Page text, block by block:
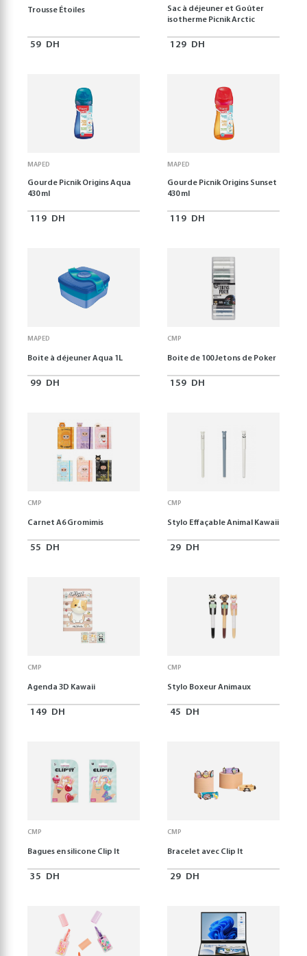
Trousse Étoiles
59 DH
Sac à déjeuner et Goûter
isotherme Picnik Arctic
129 DH
MAPED
Gourde Picnik Origins Aqua
430 ml
119 DH
MAPED
Gourde Picnik Origins Sunset
430 ml
119 DH
MAPED
Boite à déjeuner Aqua 1L
99 DH
CMP
Boite de 100 Jetons de Poker
159 DH
CMP
Carnet A6 Gromimis
55 DH
CMP
Stylo Effaçable Animal Kawaii
29 DH
CMP
Agenda 3D Kawaii
149 DH
CMP
Stylo Boxeur Animaux
45 DH
CMP
Bagues en silicone Clip It
35 DH
CMP
Bracelet avec Clip It
29 DH